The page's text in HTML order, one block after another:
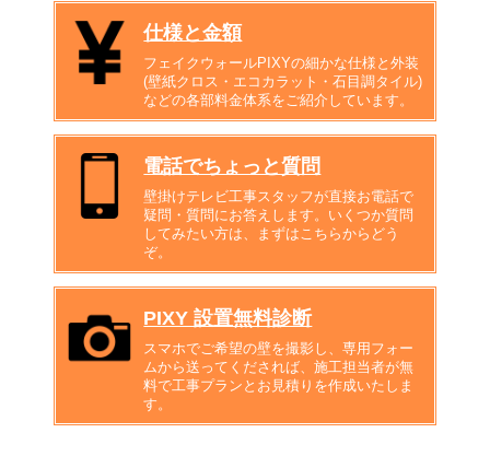
仕様と金額
フェイクウォールPIXYの細かな仕様と外装
(壁紙クロス・エコカラット・石目調タイル)
などの各部料金体系をご紹介しています。
電話でちょっと質問
壁掛けテレビ工事スタッフが直接お電話で
疑問・質問にお答えします。いくつか質問
してみたい方は、まずはこちらからどう
ぞ。
PIXY 設置無料診断
スマホでご希望の壁を撮影し、専用フォー
ムから送ってくだされば、施工担当者が無
料で工事プランとお見積りを作成いたしま
す。